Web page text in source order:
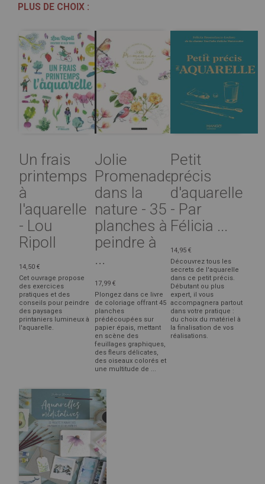
PLUS DE CHOIX :
Un frais
printemps
à
l'aquarelle
- Lou
Ripoll
14,50 €
Cet ouvrage propose
des exercices
pratiques et des
conseils pour peindre
des paysages
printaniers lumineux à
l'aquarelle.
Jolie
Promenade
dans la
nature - 35
planches à
peindre à
...
17,99 €
Plongez dans ce livre
de coloriage offrant 45
planches
prédécoupées sur
papier épais, mettant
en scène des
feuillages graphiques,
des fleurs délicates,
des oiseaux colorés et
une multitude de ...
Petit
précis
d'aquarelle
- Par
Félicia ...
14,95 €
Découvrez tous les
secrets de l'aquarelle
dans ce petit précis.
Débutant ou plus
expert, il vous
accompagnera partout
dans votre pratique :
du choix du matériel à
la finalisation de vos
réalisations.